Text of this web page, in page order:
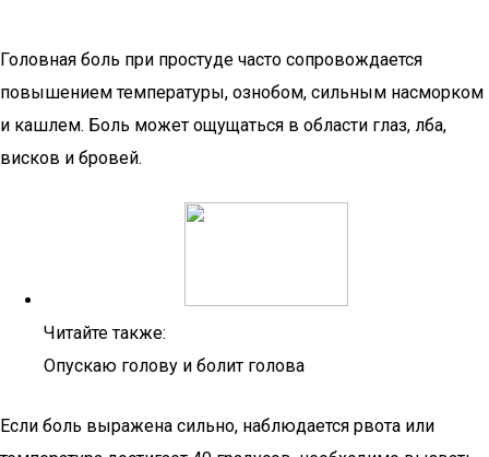
Головная боль при простуде часто сопровождается
повышением температуры, ознобом, сильным насморком
и кашлем. Боль может ощущаться в области глаз, лба,
висков и бровей.
Читайте также:
Опускаю голову и болит голова
Если боль выражена сильно, наблюдается рвота или